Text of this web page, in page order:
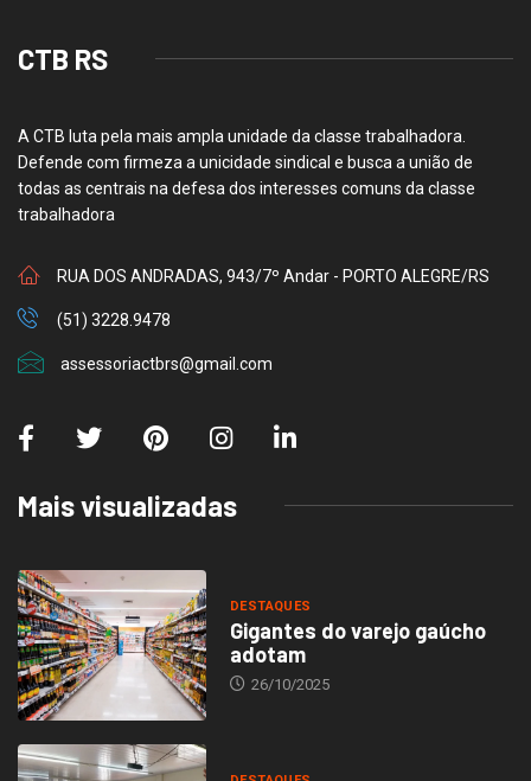
CTB RS
A CTB luta pela mais ampla unidade da classe trabalhadora.
Defende com firmeza a unicidade sindical e busca a união de
todas as centrais na defesa dos interesses comuns da classe
trabalhadora
RUA DOS ANDRADAS, 943/7º Andar - PORTO ALEGRE/RS
(51) 3228.9478
assessoriactbrs@gmail.com
Mais visualizadas
DESTAQUES
Gigantes do varejo gaúcho
adotam
26/10/2025